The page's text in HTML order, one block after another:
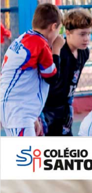
Desafios | Saiba mais
NOSSOCANAL